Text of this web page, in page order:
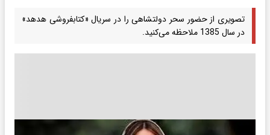
تصویری از حضور سحر دولتشاهی را در سریال «کتابفروشی هدهد»
در سال 1385 ملاحظه می‌کنید.